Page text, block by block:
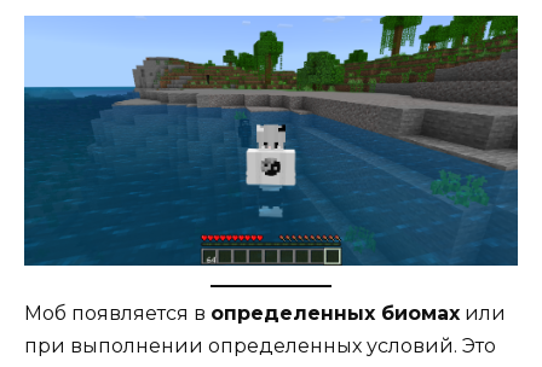
Моб появляется в определенных биомах или
при выполнении определенных условий. Это